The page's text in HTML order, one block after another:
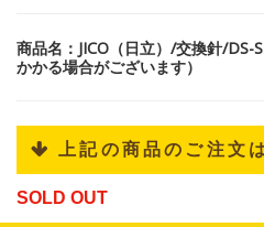
商品名：JICO（日立）/交換針/DS-
かかる場合がございます）
 上記の商品のご注文
SOLD OUT